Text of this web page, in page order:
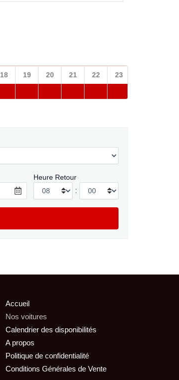
18 19 20 21 22 23
Heure Retour
:
Accueil
Nos voitures
Calendrier des disponibilités
A propos
Politique de confidentialité
Conditions Générales de Vente